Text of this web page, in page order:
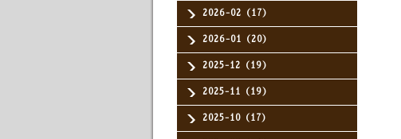
2026-02（17）
2026-01（20）
2025-12（19）
2025-11（19）
2025-10（17）